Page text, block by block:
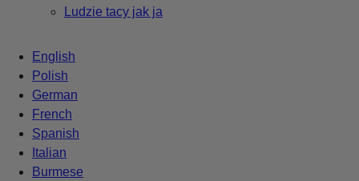
Ludzie tacy jak ja
English
Polish
German
French
Spanish
Italian
Burmese